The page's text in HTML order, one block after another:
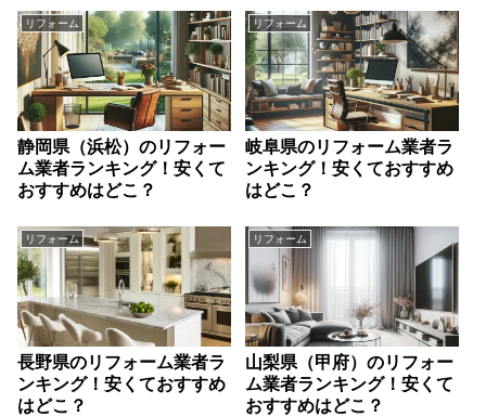
リフォーム
静岡県（浜松）のリフォー
ム業者ランキング！安くて
おすすめはどこ？
リフォーム
岐阜県のリフォーム業者ラ
ンキング！安くておすすめ
はどこ？
リフォーム
長野県のリフォーム業者ラ
ンキング！安くておすすめ
はどこ？
リフォーム
山梨県（甲府）のリフォー
ム業者ランキング！安くて
おすすめはどこ？